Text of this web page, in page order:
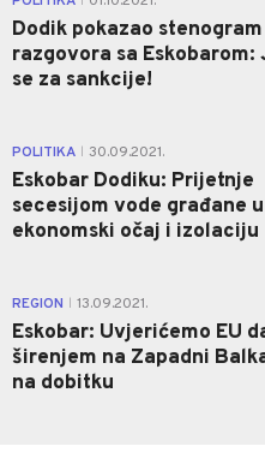
Dodik pokazao stenogram
razgovora sa
se za sankcije!
POLITIKA 30.09.2021.
Eskobar Dodiku: Prijetnje
secesijom vode građane u
ekonomski očaj i izolaciju
REGION 13.09.2021.
Eskobar: Uvjerićemo EU
širenjem na Zapadni
na dobitku